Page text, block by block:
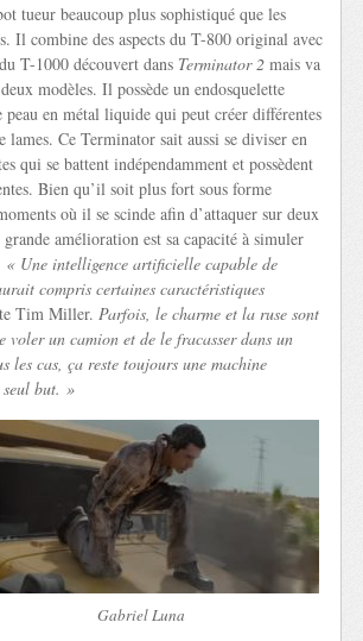
tueur beaucoup plus sophistiqué que les
Il combine des aspects du T-800 original avec
T-1000 découvert dans Terminator 2 mais va
modèles. Il possède un endosquelette
peau en métal liquide qui peut créer différentes
lames. Ce Terminator sait aussi se diviser en
qui se battent indépendamment et possèdent
Bien qu’il soit plus fort sous forme
où il se scinde afin d’attaquer sur deux
amélioration est sa capacité à simuler
« Une intelligence artificielle capable de
compris certaines caractéristiques
Tim Miller. Parfois, le charme et la ruse sont
voler un camion et de le fracasser dans un
les cas, ça reste toujours une machine
but. »
Gabriel Luna